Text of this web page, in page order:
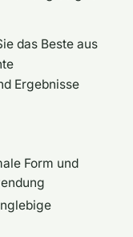
das Beste aus
Ergebnisse
Form und